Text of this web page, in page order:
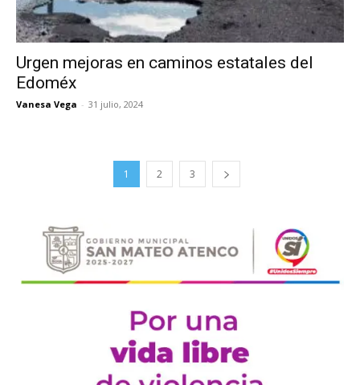
Urgen mejoras en caminos estatales del
Edoméx
Vanesa Vega - 31 julio, 2024
1 2 3